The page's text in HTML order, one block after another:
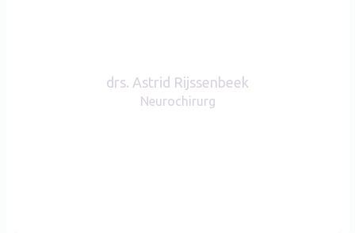
drs. Astrid Rijssenbeek
Neurochirurg